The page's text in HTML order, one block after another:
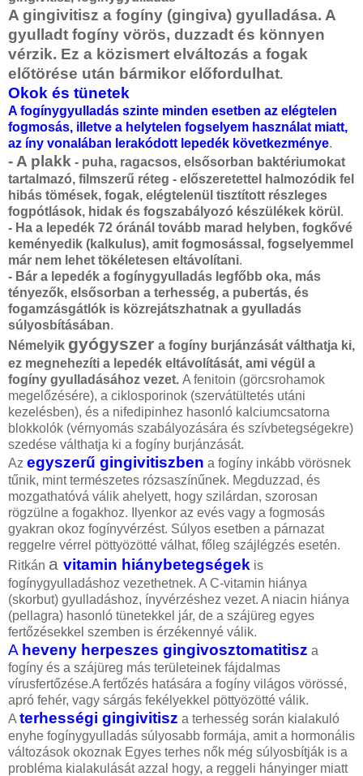
A gingivitisz a fogíny (gingiva) gyulladása. A
gyulladt fogíny vörös, duzzadt és könnyen
vérzik. Ez a közismert elváltozás a fogak
előtörése után bármikor előfordulhat.
Okok és tünetek
A fogínygyulladás szinte minden esetben az elégtelen
fogmosás, illetve a helytelen fogselyem használat miatt,
az íny vonalában lerakódott lepedék következménye.
- A plakk - puha, ragacsos, elsősorban baktériumokat
tartalmazó, filmszerű réteg - előszeretettel halmozódik fel
hibás tömések, fogak, elégtelenül tisztított részleges
fogpótlások, hidak és fogszabályozó készülékek körül .
- Ha a lepedék 72 óránál tovább marad helyben, fogkővé
keményedik (kalkulus), amit fogmosással, fogselyemmel
már nem lehet tökéletesen eltávolítani.
- Bár a lepedék a fogínygyulladás legfőbb oka, más
tényezők, elsősorban a terhesség, a pubertás, és
fogamzásgátlók is közrejátszhatnak a gyulladás
súlyosbításában.
Némelyik gyógyszer a fogíny burjánzását válthatja ki,
ez megnehezíti a lepedék eltávolítását, ami végül a
fogíny gyulladásához vezet. A fenitoin (görcsrohamok
megelőzésére), a ciklosporinok (szervátültetés utáni
kezelésben), és a nifedipinhez hasonló kalciumcsatorna
blokkolók (vérnyomás szabályozására és szívbetegségekre)
szedése válthatja ki a fogíny burjánzását.
Az egyszerű gingivitiszben a fogíny inkább vörösnek
tűnik, mint természetes rózsaszínűnek. Megduzzad, és
mozgathatóvá válik ahelyett, hogy szilárdan, szorosan
rögzülne a fogakhoz. Ilyenkor az evés vagy a fogmosás
gyakran okoz fogínyvérzést. Súlyos esetben a párnazat
reggelre vérrel pöttyözötté válhat, főleg szájlégzés esetén.
Ritkán a vitamin hiánybetegségek is
fogínygyulladáshoz vezethetnek. A C-vitamin hiánya
(skorbut) gyulladáshoz, ínyvérzéshez vezet. A niacin hiánya
(pellagra) hasonló tünetekkel jár, de a szájüreg egyes
fertőzésekkel szemben is érzékennyé válik.
A heveny herpeszes gingivosztomatitisz a
fogíny és a szájüreg más területeinek fájdalmas
vírusfertőzése.A fertőzés hatására a fogíny világos vörössé,
apró fehér, vagy sárgás fekélyekkel pöttyözötté válik.
A terhességi gingivitisz a terhesség során kialakuló
enyhe fogínygyulladás súlyosabb formája, amit a hormonális
változások okoznak Egyes terhes nők még súlyosbítják is a
probléma kialakulását azzal hogy, a reggeli hányinger miatt